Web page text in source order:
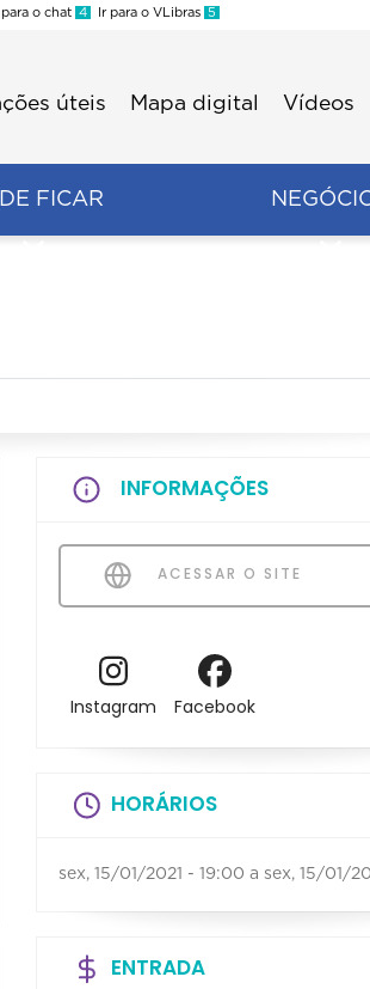
o chat 4 Ir para o VLibras 5
úteis Mapa digital Vídeos
FICAR
INFORMAÇÕES
ACESSAR O SITE
Instagram Facebook
HORÁRIOS
sex, 15/01/2021 - 19:00 a sex, 15/01/
ENTRADA